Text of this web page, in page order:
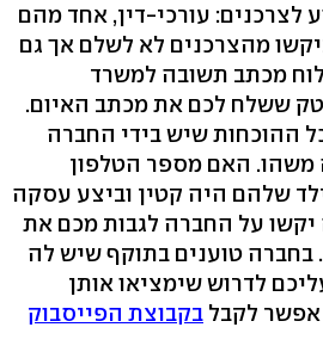
לצרכנים: עורכי-דין, אחד מהם
מהצרכנים לא לשלם אך גם
מכתב תשובה למשרד
ששלח לכם את מכתב האיום.
ההוכחות שיש בידי החברה
משהו. האם מספר הטלפון
שלהם היה קטין וביצע עסקה
על החברה לגבות מכם את
טוענים בתוקף שיש לה
לדרוש שימציאו אותן
אפשר לקבל בקבוצת הפייסבוק